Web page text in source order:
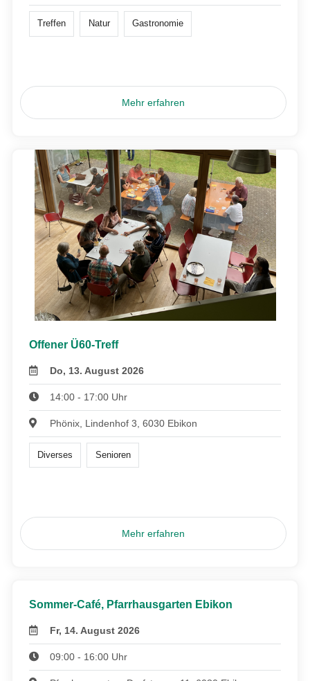
Treffen Natur Gastronomie
Mehr erfahren
Offener Ü60-Treff
Do, 13. August 2026
14:00 - 17:00 Uhr
Phönix, Lindenhof 3, 6030 Ebikon
Diverses Senioren
Mehr erfahren
Sommer-Café, Pfarrhausgarten Ebikon
Fr, 14. August 2026
09:00 - 16:00 Uhr